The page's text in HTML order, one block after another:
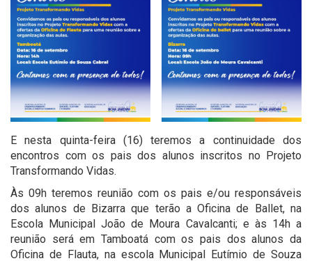
E nesta quinta-feira (16) teremos a continuidade dos
encontros com os pais dos alunos inscritos no Projeto
Transformando Vidas.
Às 09h teremos reunião com os pais e/ou responsáveis
dos alunos de Bizarra que terão a Oficina de Ballet, na
Escola Municipal João de Moura Cavalcanti; e às 14h a
reunião será em Tamboatá com os pais dos alunos da
Oficina de Flauta, na escola Municipal Eutímio de Souza